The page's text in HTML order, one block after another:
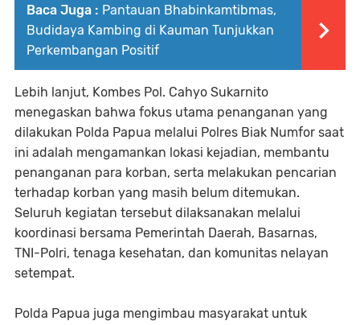
Baca Juga : Pantauan Bhabinkamtibmas,
Budidaya Kambing di Kauman Tunjukkan
Perkembangan Positif
Lebih lanjut, Kombes Pol. Cahyo Sukarnito
menegaskan bahwa fokus utama penanganan yang
dilakukan Polda Papua melalui Polres Biak Numfor saat
ini adalah mengamankan lokasi kejadian, membantu
penanganan para korban, serta melakukan pencarian
terhadap korban yang masih belum ditemukan.
Seluruh kegiatan tersebut dilaksanakan melalui
koordinasi bersama Pemerintah Daerah, Basarnas,
TNI-Polri, tenaga kesehatan, dan komunitas nelayan
setempat.
Polda Papua juga mengimbau masyarakat untuk